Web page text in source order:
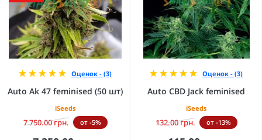
Оценок - (3)
Auto Ak 47 feminised (50 шт)
iSeeds
7 750.00 грн. от -5%
Оценок - (3)
Auto CBD Jack feminised
iSeeds
132.00 грн. от -13%